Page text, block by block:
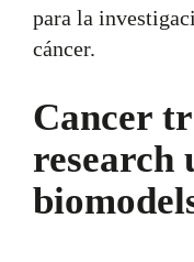
para la
cáncer.
Cancer
research